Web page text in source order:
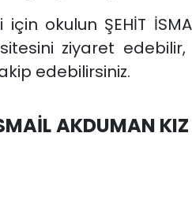
okulun ŞEHİT
sitesini ziyaret
edebilirsiniz.
AKDUMAN